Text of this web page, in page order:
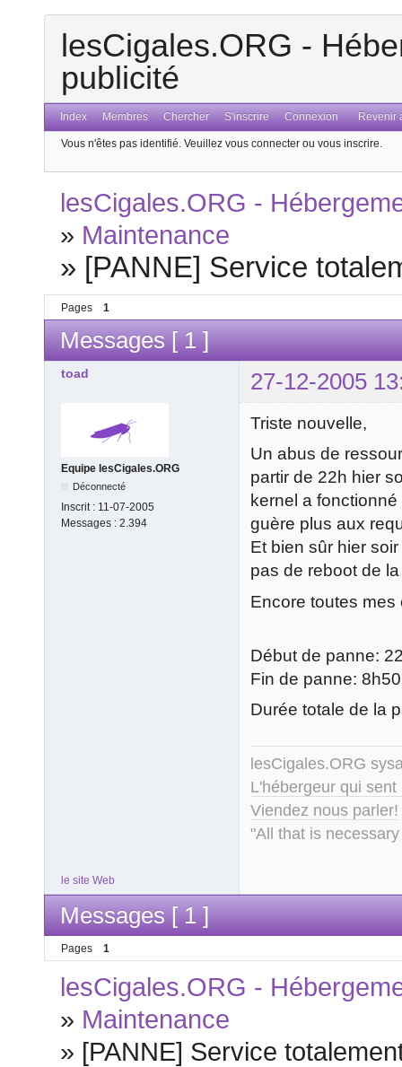
lesCigales.ORG -
publicité
Index Membres Chercher S'inscrire Connexion Revenir
Vous n'êtes pas identifié. Veuillez vous connecter ou vous inscrire.
lesCigales.ORG -
» Maintenance
» [PANNE] Service
Pages 1
Messages [ 1 ]
toad 27-12-2005
Equipe lesCigales.ORG
Déconnecté
Inscrit : 11-07-2005
Messages : 2.394
Triste nouvelle,
Un abus de
partir de 22h hier
kernel a
guère plus aux
Et bien sûr hier
pas de reboot de
Encore toutes
Début de panne:
Fin de panne:
Durée totale de la
lesCigales.ORG
L'hébergeur qui
Viendez nous parler!
"All that is
le site Web
Messages [ 1 ]
Pages 1
lesCigales.ORG -
» Maintenance
» [PANNE] Service